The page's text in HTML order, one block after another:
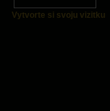
Vytvorte si svoju vizitku